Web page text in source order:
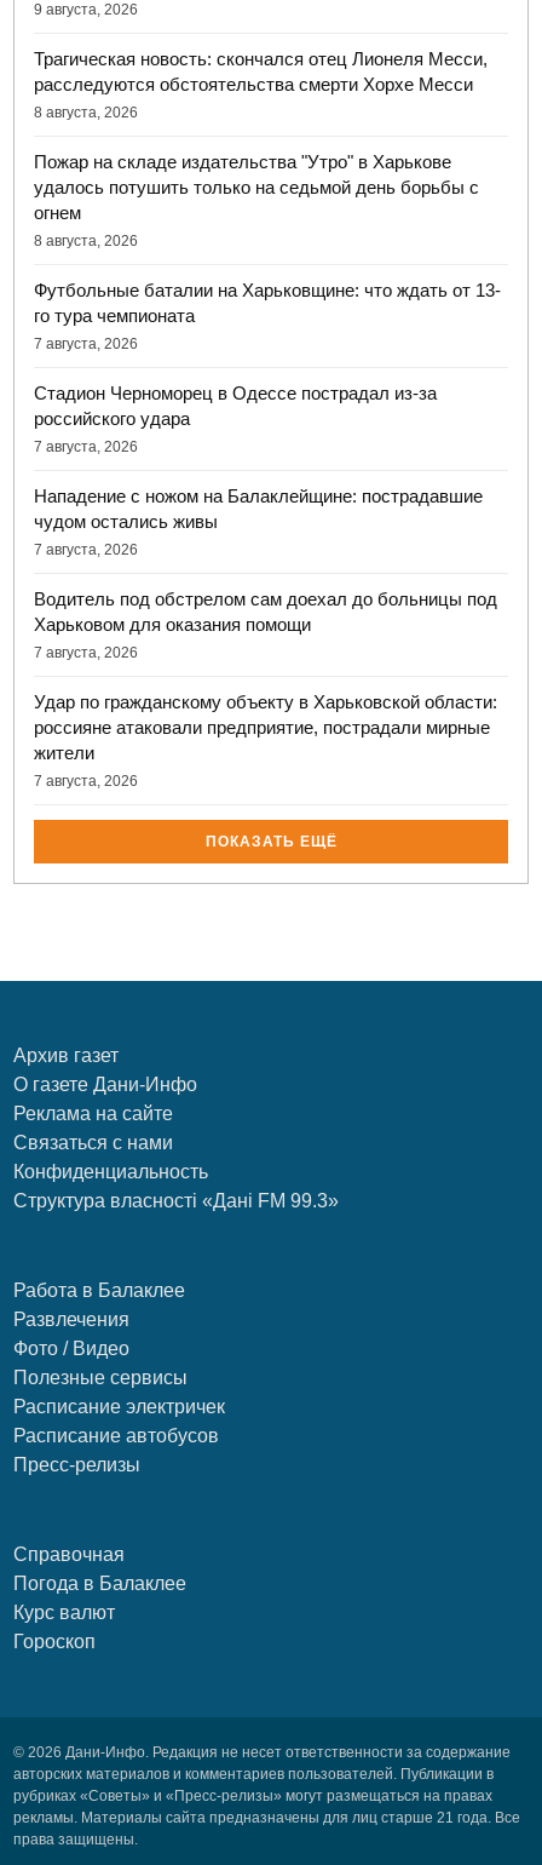
9 августа, 2026
Трагическая новость: скончался отец Лионеля Месси,
расследуются обстоятельства смерти Хорхе Месси
8 августа, 2026
Пожар на складе издательства "Утро" в Харькове
удалось потушить только на седьмой день борьбы с
огнем
8 августа, 2026
Футбольные баталии на Харьковщине: что ждать от 13-
го тура чемпионата
7 августа, 2026
Стадион Черноморец в Одессе пострадал из-за
российского удара
7 августа, 2026
Нападение с ножом на Балаклейщине: пострадавшие
чудом остались живы
7 августа, 2026
Водитель под обстрелом сам доехал до больницы под
Харьковом для оказания помощи
7 августа, 2026
Удар по гражданскому объекту в Харьковской области:
россияне атаковали предприятие, пострадали мирные
жители
7 августа, 2026
ПОКАЗАТЬ ЕЩЁ
Архив газет
О газете Дани-Инфо
Реклама на сайте
Связаться с нами
Конфиденциальность
Структура власності «Дані FM 99.3»
Работа в Балаклее
Развлечения
Фото / Видео
Полезные сервисы
Расписание электричек
Расписание автобусов
Пресс-релизы
Справочная
Погода в Балаклее
Курс валют
Гороскоп
© 2026 Дани-Инфо. Редакция не несет ответственности за содержание
авторских материалов и комментариев пользователей. Публикации в
рубриках «Советы» и «Пресс-релизы» могут размещаться на правах
рекламы. Материалы сайта предназначены для лиц старше 21 года. Все
права защищены.